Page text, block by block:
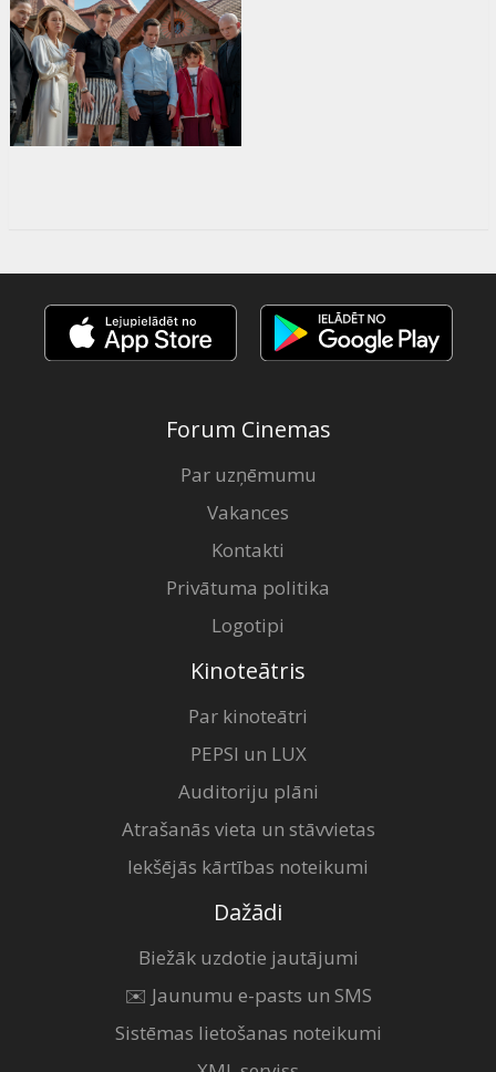
Forum Cinemas
Par uzņēmumu
Vakances
Kontakti
Privātuma politika
Logotipi
Kinoteātris
Par kinoteātri
PEPSI un LUX
Auditoriju plāni
Atrašanās vieta un stāvvietas
Iekšējās kārtības noteikumi
Dažādi
Biežāk uzdotie jautājumi
✉️ Jaunumu e-pasts un SMS
Sistēmas lietošanas noteikumi